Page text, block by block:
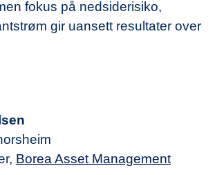
fokus på nedsiderisiko,
gir uansett resultater over
Borea Asset Management